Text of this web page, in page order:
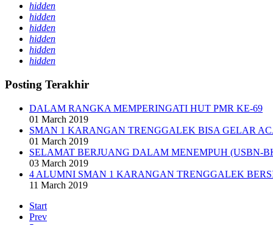
hidden
hidden
hidden
hidden
hidden
hidden
Posting Terakhir
DALAM RANGKA MEMPERINGATI HUT PMR KE-69
01 March 2019
SMAN 1 KARANGAN TRENGGALEK BISA GELAR
01 March 2019
SELAMAT BERJUANG DALAM MENEMPUH (USBN-
03 March 2019
4 ALUMNI SMAN 1 KARANGAN TRENGGALEK
11 March 2019
Start
Prev